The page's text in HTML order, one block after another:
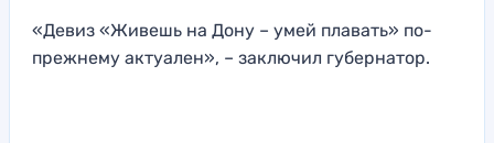
«Девиз «Живешь на Дону – умей плавать» по-
прежнему актуален», – заключил губернатор.